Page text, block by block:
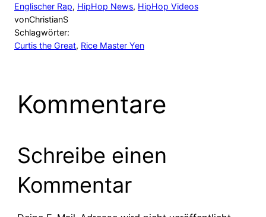
Englischer Rap, HipHop News, HipHop Videos
vonChristianS
Schlagwörter:
Curtis the Great, Rice Master Yen
Kommentare
Schreibe einen
Kommentar